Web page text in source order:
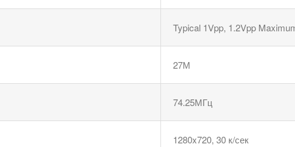
Typical 1Vpp, 1.2Vpp
27М
74.25МГц
1280x720, 30 к/сек